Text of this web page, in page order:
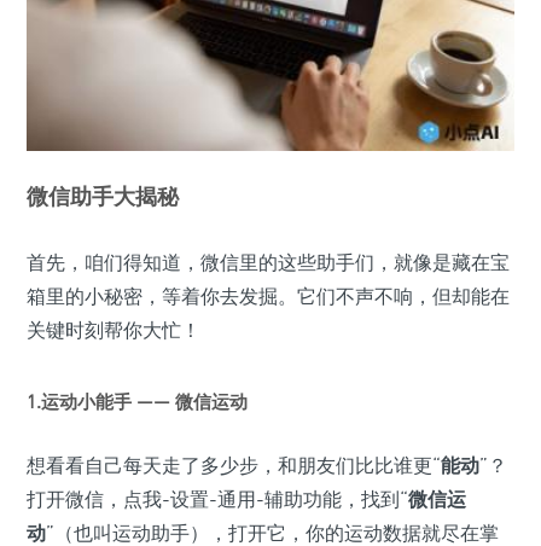
微信助手大揭秘
首先，咱们得知道，微信里的这些助手们，就像是藏在宝
箱里的小秘密，等着你去发掘。它们不声不响，但却能在
关键时刻帮你大忙！
1.运动小能手 —— 微信运动
想看看自己每天走了多少步，和朋友们比比谁更“能动”？
打开微信，点我-设置-通用-辅助功能，找到“微信运
动”（也叫运动助手），打开它，你的运动数据就尽在掌